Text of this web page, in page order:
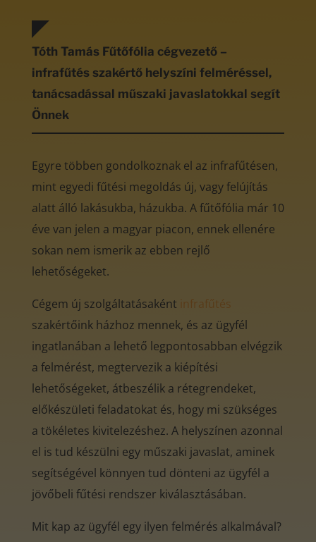
Tóth Tamás Fűtőfólia cégvezető –
infrafűtés szakértő helyszíni felméréssel,
tanácsadással műszaki javaslatokkal segít
Önnek
Egyre többen gondolkoznak el az infrafűtésen,
mint egyedi fűtési megoldás új, vagy felújítás
alatt álló lakásukba, házukba. A fűtőfólia már 10
éve van jelen a magyar piacon, ennek ellenére
sokan nem ismerik az ebben rejlő
lehetőségeket.
Cégem új szolgáltatásaként infrafűtés
szakértőink házhoz mennek, és az ügyfél
ingatlanában a lehető legpontosabban elvégzik
a felmérést, megtervezik a kiépítési
lehetőségeket, átbeszélik a rétegrendeket,
előkészületi feladatokat és, hogy mi szükséges
a tökéletes kivitelezéshez. A helyszínen azonnal
el is tud készülni egy műszaki javaslat, aminek
segítségével könnyen tud dönteni az ügyfél a
jövőbeli fűtési rendszer kiválasztásában.
Mit kap az ügyfél egy ilyen felmérés alkalmával?